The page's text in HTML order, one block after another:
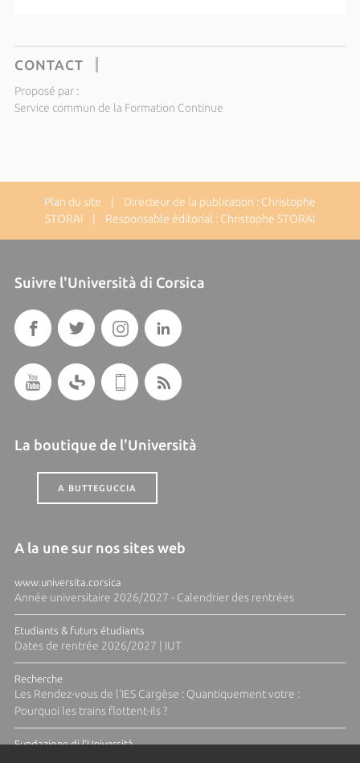
CONTACT
Proposé par :
Service commun de la Formation Continue
Plan du site | Directeur de la publication : Christophe
STORAI | Responsable éditorial : Christophe STORAI
Suivre l'Università di Corsica
La boutique de l'Università
A BUTTEGUCCIA
A la une sur nos sites web
www.universita.corsica
Année universitaire 2026/2027 - Calendrier des rentrées
Etudiants & futurs étudiants
Dates de rentrée 2026/2027 | IUT
Recherche
Les Rendez-vous de l'IES Cargèse : Quantiquement votre :
Pourquoi les trains flottent-ils ?
Fundazione di l'Università